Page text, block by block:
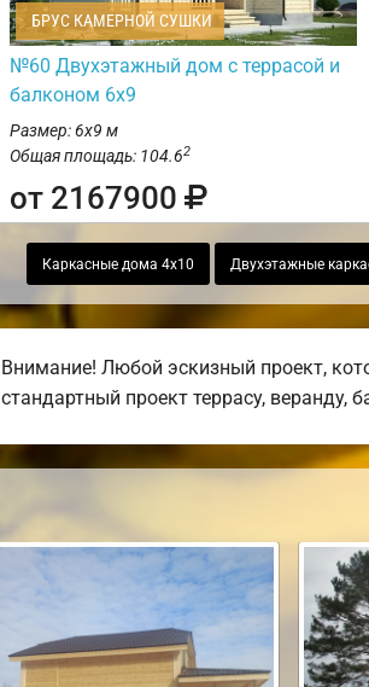
БРУС КАМЕРНОЙ СУШКИ
№60 Двухэтажный дом с террасой и
балконом 6х9
Размер: 6х9 м
Общая площадь: 104.62
от 2167900
Каркасные дома 4х10 Двухэтажные
Внимание! Любой эскизный проект,
стандартный проект террасу, веранду,